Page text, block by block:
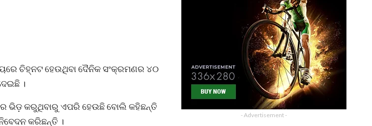
ଚିହ୍ନଟ ହେଉଥିବା ଦୈନିକ ସଂକ୍ରମଣର ୪୦
।
ଭିଡ଼ କରୁଥିବାରୁ ଏପରି ହେଉଛି ବୋଲି କହିଛନ୍ତି
କରିଛନ୍ତି ।
- Advertisement -